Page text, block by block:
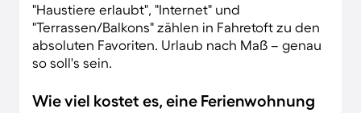
"Haustiere erlaubt", "Internet" und
"Terrassen/Balkons" zählen in Fahretoft zu den
absoluten Favoriten. Urlaub nach Maß – genau
so soll's sein.
Wie viel kostet es, eine Ferienwohnung